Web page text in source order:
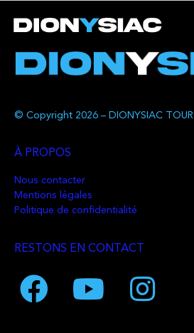
© Copyright 2026 – DIONYSIAC TOUR
À PROPOS
Nous contacter
Mentions légales
Politique de confidentialité
RESTONS EN CONTACT